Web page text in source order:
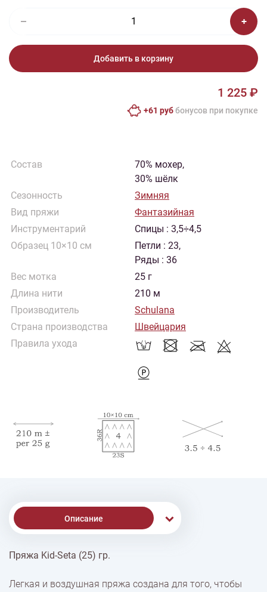
Добавить в корзину
1 225 ₽
+61 руббонусов при покупке
Состав
70% мохер,
30% шёлк
Сезонность
Зимняя
Вид пряжи
Фантазийная
Инструментарий
Спицы : 3,5÷4,5
Образец 10×10 см
Петли : 23,
Ряды : 36
Вес мотка
25 г
Длина нити
210 м
Производитель
Schulana
Страна производства
Швейцария
Правила ухода
Описание
% Скидки
Пряжа Kid-Seta (25) гр.
Легкая и воздушная пряжа создана для того, чтобы